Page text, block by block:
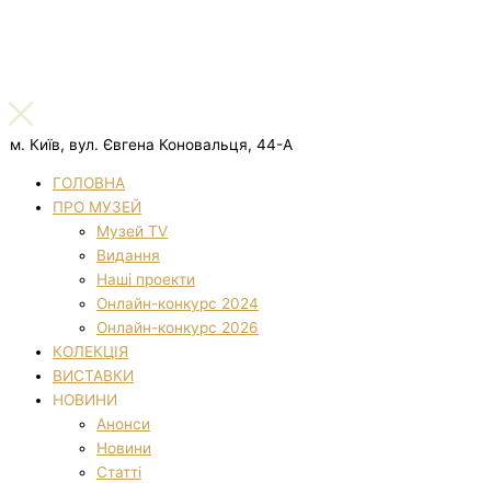
м. Київ, вул. Євгена Коновальця, 44-А
ГОЛОВНА
ПРО МУЗЕЙ
Музей TV
Видання
Наші проекти
Онлайн-конкурс 2024
Онлайн-конкурс 2026
КОЛЕКЦІЯ
ВИСТАВКИ
НОВИНИ
Анонси
Новини
Статті